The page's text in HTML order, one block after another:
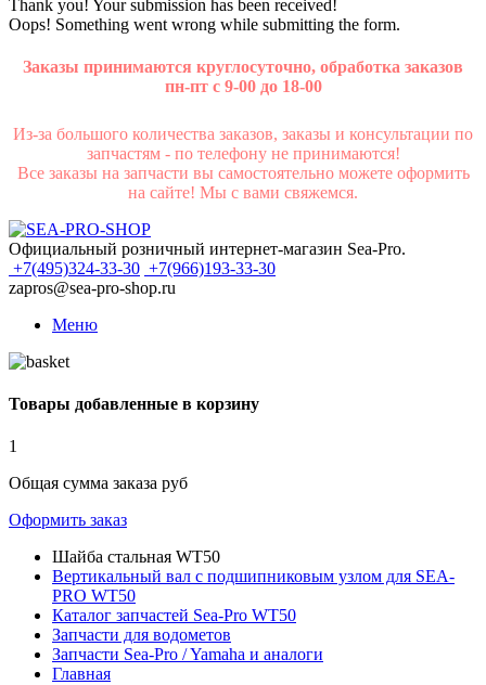
Thank you! Your submission has been received!
Oops! Something went wrong while submitting the form.
Заказы принимаются круглосуточно, обработка заказов
пн-пт с 9-00 до 18-00
Из-за большого количества заказов, заказы и консультации по
запчастям - по телефону не принимаются!
Все заказы на запчасти вы самостоятельно можете оформить
на сайте! Мы с вами свяжемся.
Официальный розничный интернет-магазин Sea-Pro.
+7(495)324-33-30 +7(966)193-33-30
zapros@sea-pro-shop.ru
Меню
Товары добавленные в корзину
1
Общая сумма заказа руб
Оформить заказ
Шайба стальная WT50
Вертикальный вал с подшипниковым узлом для SEA-
PRO WT50
Каталог запчастей Sea-Pro WT50
Запчасти для водометов
Запчасти Sea-Pro / Yamaha и аналоги
Главная